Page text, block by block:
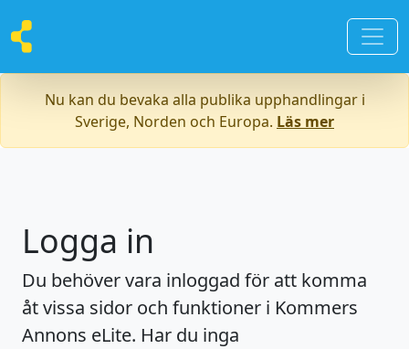
Nu kan du bevaka alla publika upphandlingar i
Sverige, Norden och Europa. Läs mer
Logga in
Du behöver vara inloggad för att komma
åt vissa sidor och funktioner i Kommers
Annons eLite. Har du inga